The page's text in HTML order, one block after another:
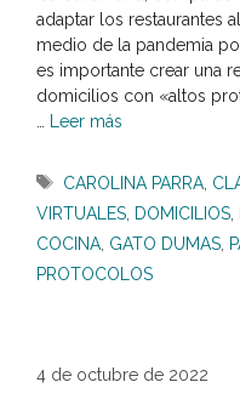
adaptar los restaurantes
medio de la pandemia
es importante crear una
domicilios con «altos
Leer más
Etiquetas
CAROLINA PARRA
VIRTUALES DOMICILIOS
COCINA GATO DUMAS
PROTOCOLOS
4 de octubre de 2022